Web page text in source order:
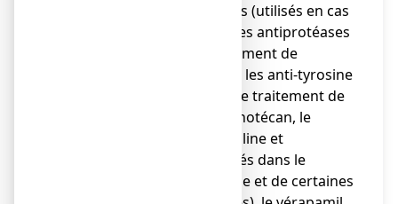
immunosuppresseurs (utilisés en cas
de greffe d’organe), les antiprotéases
(utilisés dans le traitement de
l’infection par le VIH), les anti-tyrosine
kinase (utilisés dans le traitement de
certains cancers),l'irinotécan, le
télaprevir, la théophylline et
l’aminophylline (utilisés dans le
traitement de l’asthme et de certaines